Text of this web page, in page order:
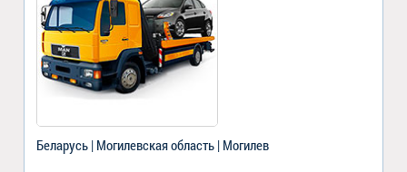
Беларусь | Могилевская область | Могилев